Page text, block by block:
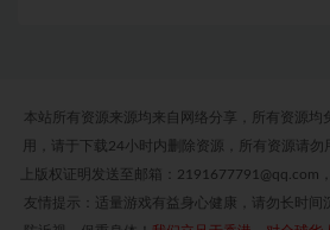
本站所有资源来源均来自网络分享，所有资源均
用，请于下载24小时内删除资源，所有资源请勿
上版权证明发送至邮箱：2191677791@qq.com
友情提示：适量游戏有益身心健康，请勿长时间